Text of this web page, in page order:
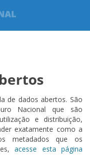
de dados abertos. São
Nacional que são
e distribuição,
exatamente como a
metadados que os
acesse esta página